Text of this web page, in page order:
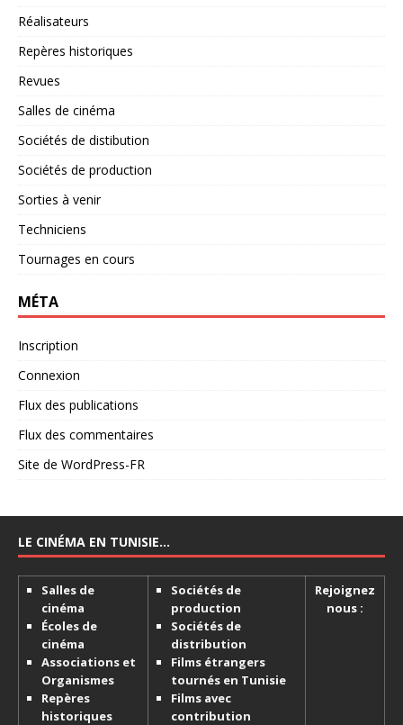
Réalisateurs
Repères historiques
Revues
Salles de cinéma
Sociétés de distibution
Sociétés de production
Sorties à venir
Techniciens
Tournages en cours
MÉTA
Inscription
Connexion
Flux des publications
Flux des commentaires
Site de WordPress-FR
LE CINÉMA EN TUNISIE…
Salles de
cinéma
Écoles de
cinéma
Associations et
Organismes
Repères
historiques
Sociétés de
production
Sociétés de
distribution
Films étrangers
tournés en Tunisie
Films avec
contribution
Rejoignez
nous :